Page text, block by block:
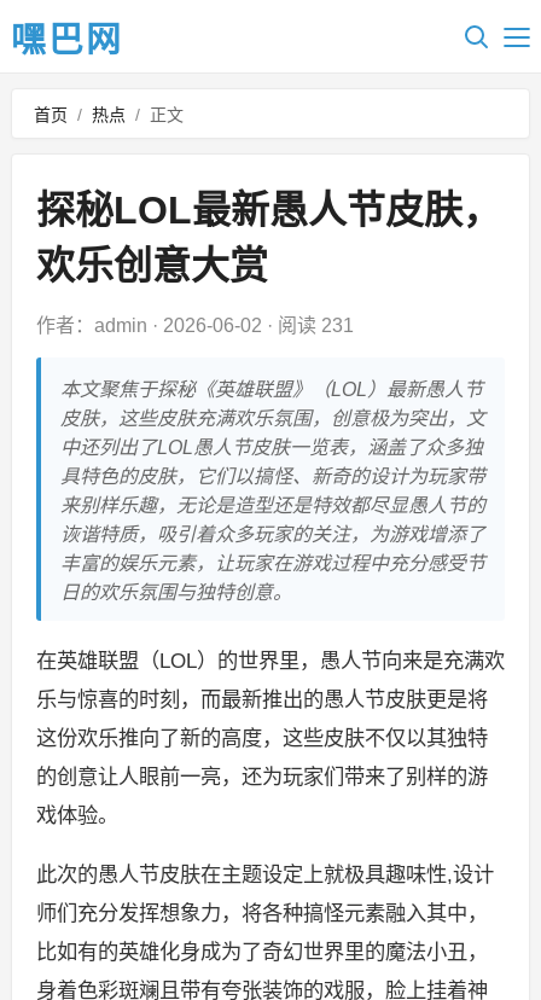
嘿巴网
首页 / 热点 / 正文
探秘LOL最新愚人节皮肤，
欢乐创意大赏
作者：admin · 2026-06-02 · 阅读 231
本文聚焦于探秘《英雄联盟》（LOL）最新愚人节
皮肤，这些皮肤充满欢乐氛围，创意极为突出，文
中还列出了LOL愚人节皮肤一览表，涵盖了众多独
具特色的皮肤，它们以搞怪、新奇的设计为玩家带
来别样乐趣，无论是造型还是特效都尽显愚人节的
诙谐特质，吸引着众多玩家的关注，为游戏增添了
丰富的娱乐元素，让玩家在游戏过程中充分感受节
日的欢乐氛围与独特创意。
在英雄联盟（LOL）的世界里，愚人节向来是充满欢
乐与惊喜的时刻，而最新推出的愚人节皮肤更是将
这份欢乐推向了新的高度，这些皮肤不仅以其独特
的创意让人眼前一亮，还为玩家们带来了别样的游
戏体验。
此次的愚人节皮肤在主题设定上就极具趣味性,设计
师们充分发挥想象力，将各种搞怪元素融入其中，
比如有的英雄化身成为了奇幻世界里的魔法小丑，
身着色彩斑斓且带有夸张装饰的戏服，脸上挂着神